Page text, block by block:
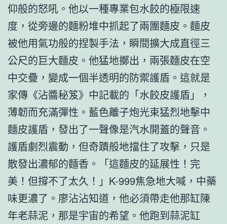
仰般的怒吼。他以一種專業包水餃的極限速
度，從旁邊的麵粉堆中抓起了兩團麵皮。麵皮
被他用氣功般的捏製手法，瞬間擴大成直徑三
公尺的巨大麵皮。他猛地擲出，兩張麵皮在空
中交疊，變成一個半透明的防禦護盾。這就是
家傳《沾醬秘笈》中記載的「水餃皮護盾」，
薄韌而充滿彈性。藍色離子炮光束猛烈地擊中
麵皮護盾，發出了一聲像是汽水開蓋的聲音。
護盾劇烈震動，但奇蹟般地擋住了攻擊，只是
散發出濃郁的麵香。「這麵皮的延展性！完
美！但撐不了太久！」K-999焦急地大喊，中藥
味更濃了。廖沾沾知道，他必須帶走他那缸陳
年老蒜泥，那是宇宙的希望。他跑到蒜泥缸